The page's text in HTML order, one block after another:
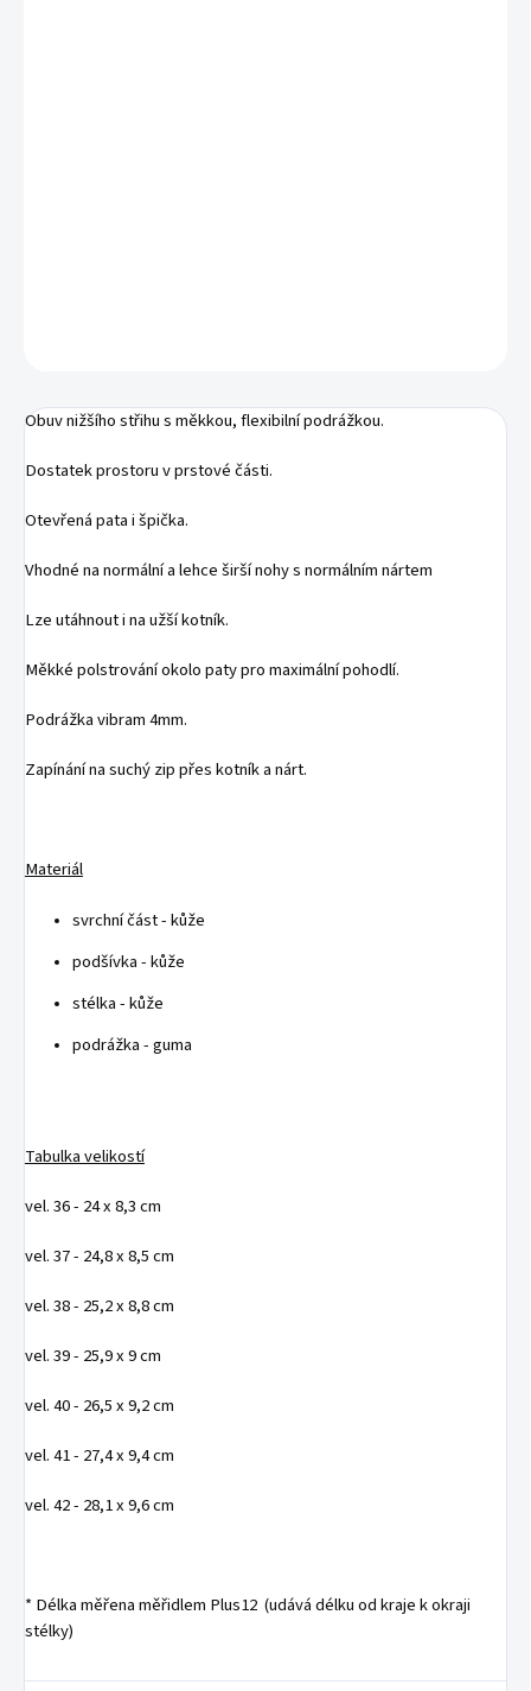
Obuv nižšího střihu s měkkou, flexibilní podrážkou.
Dostatek prostoru v prstové části.
Otevřená pata i špička.
Vhodné na normální a lehce širší nohy s normálním nártem
Lze utáhnout i na užší kotník.
Měkké polstrování okolo paty pro maximální pohodlí.
Podrážka vibram 4mm.
Zapínání na suchý zip přes kotník a nárt.
Materiál
svrchní část - kůže
podšívka - kůže
stélka - kůže
podrážka - guma
Tabulka velikostí
vel. 36 - 24 x 8,3 cm
vel. 37 - 24,8 x 8,5 cm
vel. 38 - 25,2 x 8,8 cm
vel. 39 - 25,9 x 9 cm
vel. 40 - 26,5 x 9,2 cm
vel. 41 - 27,4 x 9,4 cm
vel. 42 - 28,1 x 9,6 cm
* Délka měřena měřidlem Plus12 (udává délku od kraje k okraji
stélky)